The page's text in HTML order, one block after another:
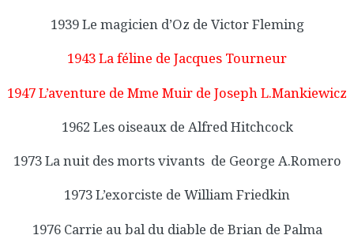
1939 Le magicien d’Oz de Victor Fleming
1943 La féline de Jacques Tourneur
1947 L’aventure de Mme Muir de Joseph L.Mankiewicz
1962 Les oiseaux de Alfred Hitchcock
1973 La nuit des morts vivants de George A.Romero
1973 L’exorciste de William Friedkin
1976 Carrie au bal du diable de Brian de Palma